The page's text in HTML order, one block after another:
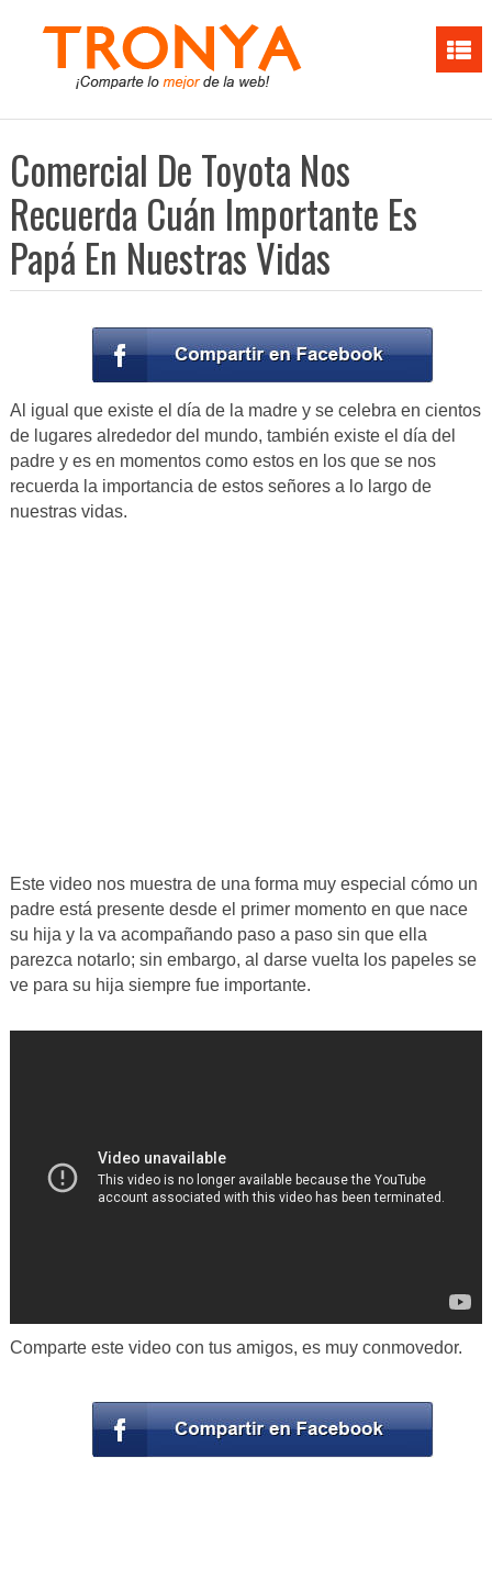
Comercial De Toyota Nos
Recuerda Cuán Importante Es
Papá En Nuestras Vidas
Al igual que existe el día de la madre y se celebra en cientos
de lugares alrededor del mundo, también existe el día del
padre y es en momentos como estos en los que se nos
recuerda la importancia de estos señores a lo largo de
nuestras vidas.
Este video nos muestra de una forma muy especial cómo un
padre está presente desde el primer momento en que nace
su hija y la va acompañando paso a paso sin que ella
parezca notarlo; sin embargo, al darse vuelta los papeles se
ve para su hija siempre fue importante.
Comparte este video con tus amigos, es muy conmovedor.